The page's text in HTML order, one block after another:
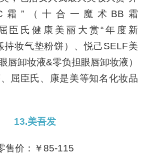
霜”（十合一魔术BB霜
臣氏健康美丽大赏“年度新
持妆气垫粉饼）、悦己SELF美
唇卸妆液&零负担眼唇卸妆液）
屈臣氏、康是美等知名化妆品
13.美吾发
售价：￥85-115